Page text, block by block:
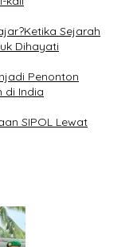
Sejarah
Dihayati
Penonton
di India
SIPOL Lewat